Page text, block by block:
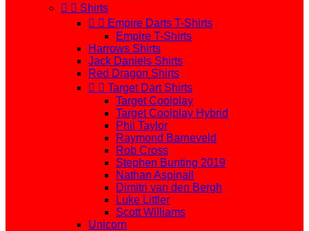
  Shirts
  Empire Darts T-Shirts
Empire T-Shirts
Harrows Shirts
Jack Daniels Shirts
Red Dragon Shirts
  Target Dart Shirts
Target Coolplay
Target Coolplay Hybrid
Phil Taylor
Raymond Barneveld
Rob Cross
Stephen Bunting 2019
Nathan Aspinall
Dimitri van den Bergh
Luke Littler
Scott Williams
Unicorn